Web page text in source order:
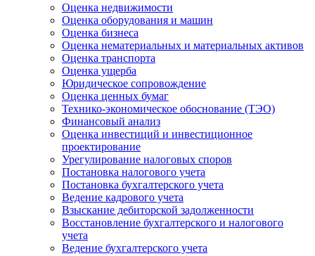
Оценка недвижимости
Оценка оборудования и машин
Оценка бизнеса
Оценка нематериальных и материальных активов
Оценка транспорта
Оценка ущерба
Юридическое сопровождение
Оценка ценных бумаг
Технико-экономическое обоснование (ТЭО)
Финансовый анализ
Оценка инвестиций и инвестиционное
проектирование
Урегулирование налоговых споров
Постановка налогового учета
Постановка бухгалтерского учета
Ведение кадрового учета
Взыскание дебиторской задолженности
Восстановление бухгалтерского и налогового
учета
Ведение бухгалтерского учета